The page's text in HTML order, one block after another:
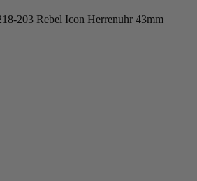
203 Rebel Icon Herrenuhr 43mm